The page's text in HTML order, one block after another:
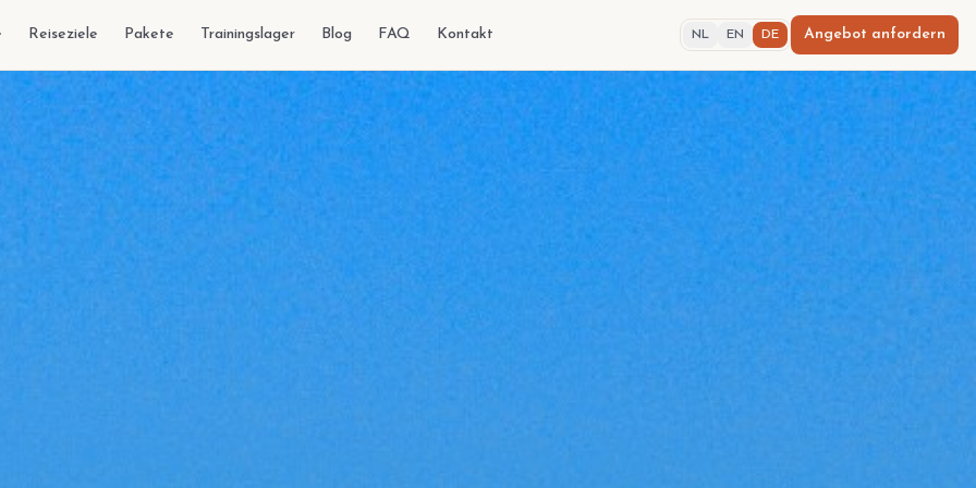
Reiseziele Pakete Trainingslager Blog FAQ Kontakt NL EN DE Angebot anfordern